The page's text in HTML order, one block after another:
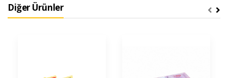
Diğer Ürünler